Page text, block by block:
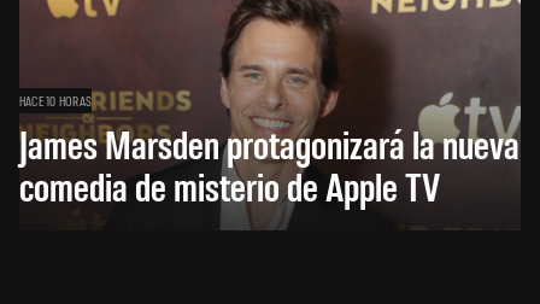
HACE 10 HORAS
James Marsden protagonizará la nueva
comedia de misterio de Apple TV